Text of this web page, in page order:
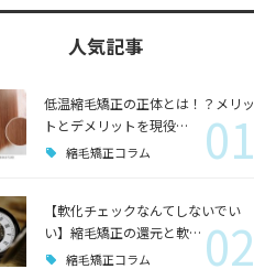
人気記事
低温縮毛矯正の正体とは！？メリッ
トとデメリットを現役…
縮毛矯正コラム 01
【軟化チェックなんてしないでい
い】縮毛矯正の還元と軟…
縮毛矯正コラム 02